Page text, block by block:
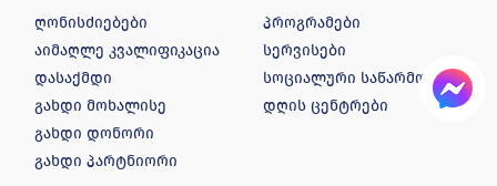
ღონისძიებები
აიმაღლე კვალიფიკაცია
დასაქმდი
გახდი მოხალისე
გახდი დონორი
გახდი პარტნიორი
პროგრამები
სერვისები
სოციალური საწარმოები
დღის ცენტრები